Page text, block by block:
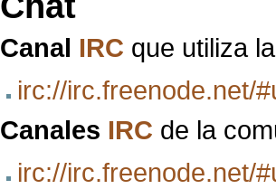
Canal IRC que utiliza
irc://irc.freenode.net/
Canales IRC de la
irc://irc.freenode.net/